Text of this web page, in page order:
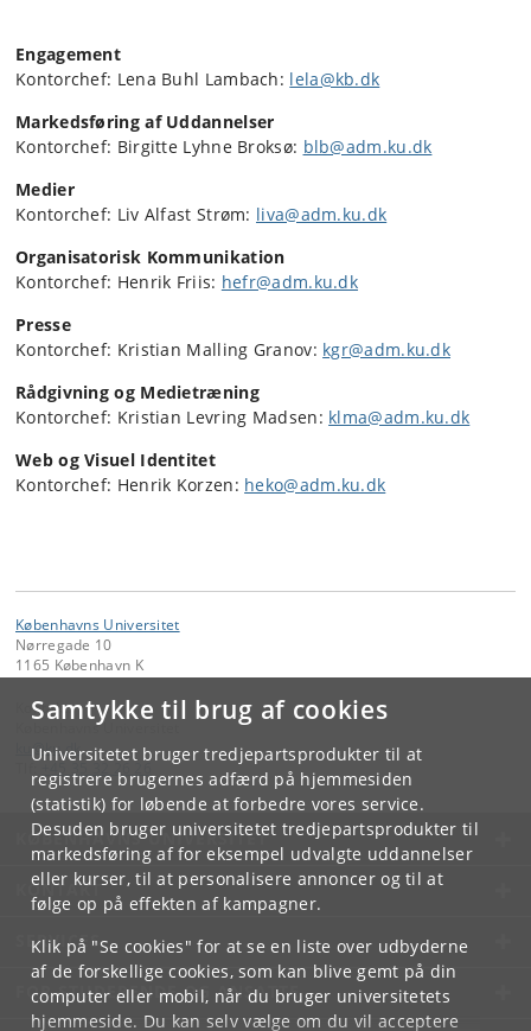
Samtykke til brug af cookies
Universitetet bruger tredjepartsprodukter til at
registrere brugernes adfærd på hjemmesiden
(statistik) for løbende at forbedre vores service.
Desuden bruger universitetet tredjepartsprodukter til
markedsføring af for eksempel udvalgte uddannelser
eller kurser, til at personalisere annoncer og til at
følge op på effekten af kampagner.
Klik på "Se cookies" for at se en liste over udbyderne
af de forskellige cookies, som kan blive gemt på din
computer eller mobil, når du bruger universitetets
hjemmeside. Du kan selv vælge om du vil acceptere
Engagement
Kontorchef: Lena Buhl Lambach: lela@kb.dk
Markedsføring af Uddannelser
Kontorchef: Birgitte Lyhne Broksø: blb@adm.ku.dk
Medier
Kontorchef: Liv Alfast Strøm: liva@adm.ku.dk
Organisatorisk Kommunikation
Kontorchef: Henrik Friis: hefr@adm.ku.dk
Presse
Kontorchef: Kristian Malling Granov: kgr@adm.ku.dk
Rådgivning og Medietræning
Kontorchef: Kristian Levring Madsen: klma@adm.ku.dk
Web og Visuel Identitet
Kontorchef: Henrik Korzen: heko@adm.ku.dk
Københavns Universitet
Nørregade 10
1165 København K
Kontakt:
Københavns Universitet
@ku.dk
KØBENHAVNS UNIVERSITET
KONTAKT
SERVICES
FOR STUDERENDE OG ANSATTE